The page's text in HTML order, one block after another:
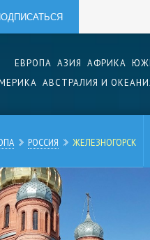
ЕВРОПА АЗИЯ АФРИКА
АВСТРАЛИЯ И
РОССИЯ ЖЕЛЕЗНОГОРСК
крае — один
названиями. Он
Красноярска. С